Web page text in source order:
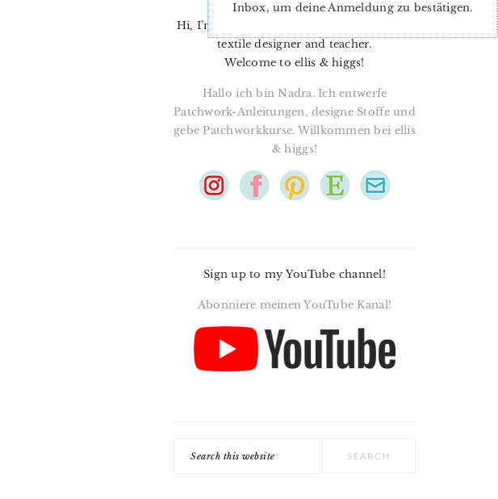
Hi, I’m Nadra. I’m a quilt pattern designer,
textile designer and teacher.
Welcome to ellis & higgs!
Hallo ich bin Nadra. Ich entwerfe
Patchwork-Anleitungen, designe Stoffe und
gebe Patchworkkurse. Willkommen bei ellis
& higgs!
Sign up to my YouTube channel!
Abonniere meinen YouTube Kanal!
Inbox, um deine Anmeldung zu bestätigen.